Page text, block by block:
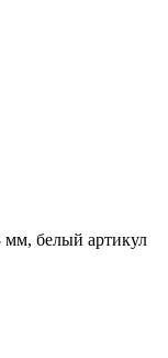
мм, белый артикул